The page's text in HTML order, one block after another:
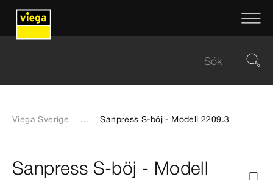
Viega Sverige ... Sanpress S-böj - Modell 2209.3
Sanpress S-böj - Modell